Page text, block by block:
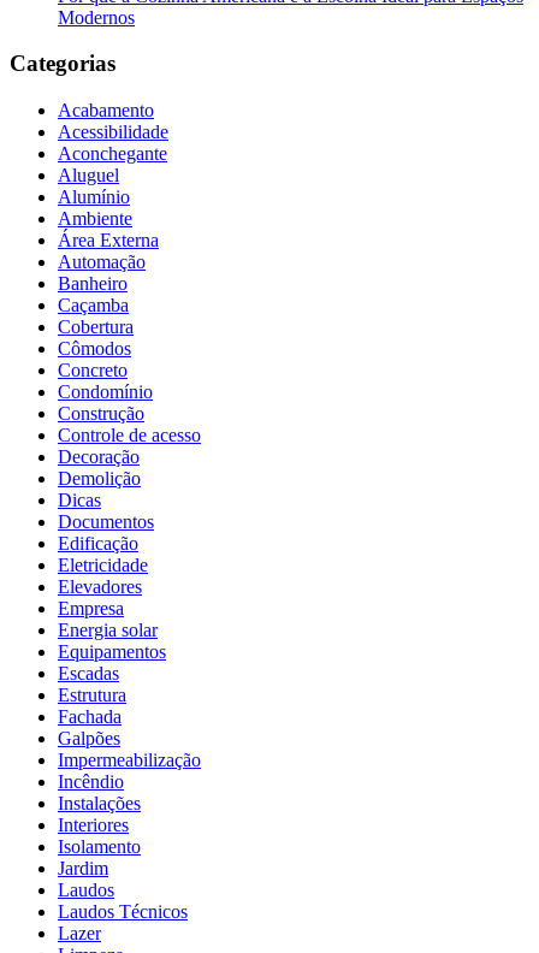
Modernos
Categorias
Acabamento
Acessibilidade
Aconchegante
Aluguel
Alumínio
Ambiente
Área Externa
Automação
Banheiro
Caçamba
Cobertura
Cômodos
Concreto
Condomínio
Construção
Controle de acesso
Decoração
Demolição
Dicas
Documentos
Edificação
Eletricidade
Elevadores
Empresa
Energia solar
Equipamentos
Escadas
Estrutura
Fachada
Galpões
Impermeabilização
Incêndio
Instalações
Interiores
Isolamento
Jardim
Laudos
Laudos Técnicos
Lazer